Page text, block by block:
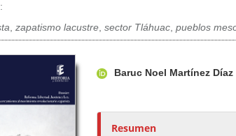
, zapatismo lacustre, sector Tláhuac, pueblos
del artículo
u
o
Baruc Noel Martínez Díaz
Resumen